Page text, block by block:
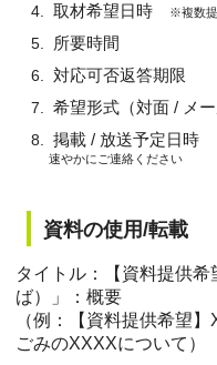
取材希望日時
※複数
所要時間
対応可否返答期限
希望形式（対面 / メ
掲載 / 放送予定日時
速やかにご連絡ください
資料の使用/転載
タイトル：【資料提供
ば）」：概要
（例：【資料提供希望
ごみのXXXXについて）